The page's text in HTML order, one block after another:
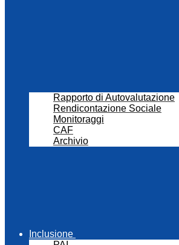
Rapporto di Autovalutazione
Rendicontazione Sociale
Monitoraggi
CAF
Archivio
Inclusione